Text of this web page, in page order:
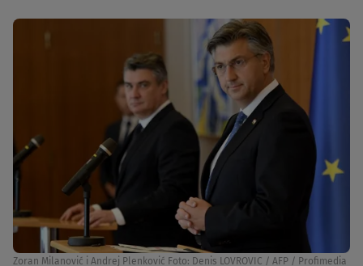
Zoran Milanović i Andrej Plenković Foto: Denis LOVROVIC / AFP / Profimedia